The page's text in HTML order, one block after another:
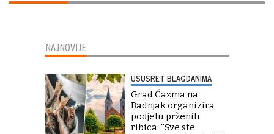
NAJNOVIJE
USUSRET BLAGDANIMA
Grad Čazma na
Badnjak organizira
podjelu prženih
ribica: ''Sve ste